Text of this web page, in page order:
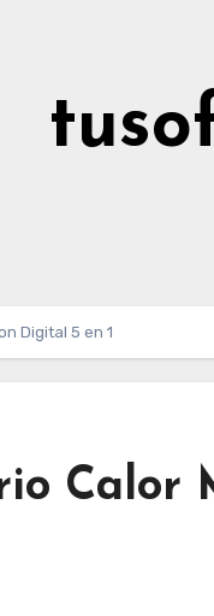
Digital 5 en 1
Calor